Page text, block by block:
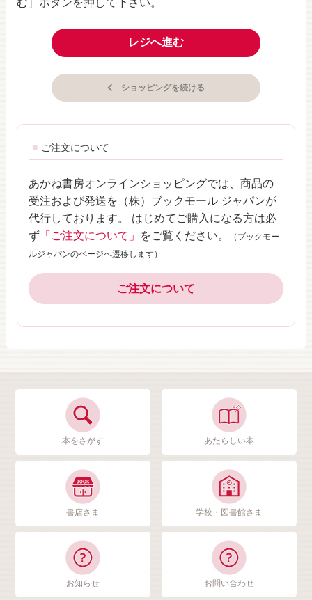
む］ボタンを押して下さい。
ショッピングを続ける
レジへ進む
ご注文について
あかね書房オンラインショッピングでは、商品の
受注および発送を（株）ブックモール ジャパンが
代行しております。 はじめてご購入になる方は必
ず 「ご注文について」 をご覧ください。
（ブックモー
ルジャパンのページへ遷移します）
ご注文について
本をさがす あたらしい本
書店さま 学校・図書館さま
お知らせ お問い合わせ